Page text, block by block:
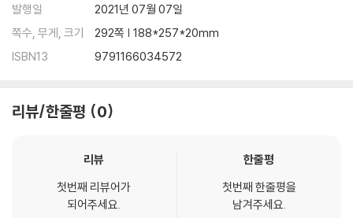
발행일
2021년 07월 07일
쪽수, 무게, 크기
292쪽 | 188*257*20mm
ISBN13
9791166034572
리뷰/한줄평 0
리뷰
첫번째 리뷰어가
되어주세요.
한줄평
첫번째 한줄평을
남겨주세요.